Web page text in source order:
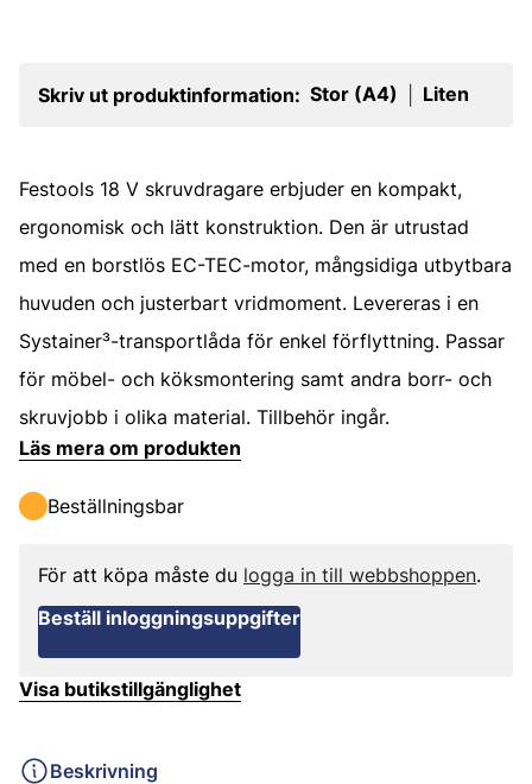
Skriv ut produktinformation: Stor (A4) Liten
Festools 18 V skruvdragare erbjuder en kompakt,
ergonomisk och lätt konstruktion. Den är utrustad
med en borstlös EC-TEC-motor, mångsidiga utbytbara
huvuden och justerbart vridmoment. Levereras i en
Systainer³-transportlåda för enkel förflyttning. Passar
för möbel- och köksmontering samt andra borr- och
skruvjobb i olika material. Tillbehör ingår.
Läs mera om produkten
Beställningsbar
För att köpa måste du logga in till webbshoppen.
Beställ inloggningsuppgifter
Visa butikstillgänglighet
Beskrivning